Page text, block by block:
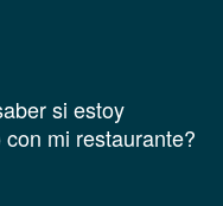
si estoy
mi restaurante?